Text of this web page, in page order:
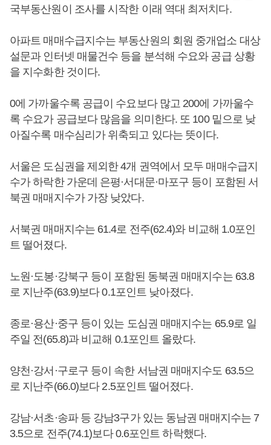
국부동산원이 조사를 시작한 이래 역대 최저치다.
아파트 매매수급지수는 부동산원의 회원 중개업소 대상
설문과 인터넷 매물건수 등을 분석해 수요와 공급 상황
을 지수화한 것이다.
0에 가까울수록 공급이 수요보다 많고 200에 가까울수
록 수요가 공급보다 많음을 의미한다. 또 100 밑으로 낮
아질수록 매수심리가 위축되고 있다는 뜻이다.
서울은 도심권을 제외한 4개 권역에서 모두 매매수급지
수가 하락한 가운데 은평·서대문·마포구 등이 포함된 서
북권 매매지수가 가장 낮았다.
서북권 매매지수는 61.4로 전주(62.4)와 비교해 1.0포인
트 떨어졌다.
노원·도봉·강북구 등이 포함된 동북권 매매지수는 63.8
로 지난주(63.9)보다 0.1포인트 낮아졌다.
종로·용산·중구 등이 있는 도심권 매매지수는 65.9로 일
주일 전(65.8)과 비교해 0.1포인트 올랐다.
양천·강서·구로구 등이 속한 서남권 매매지수도 63.5으
로 지난주(66.0)보다 2.5포인트 떨어졌다.
강남·서초·송파 등 강남3구가 있는 동남권 매매지수는 7
3.5으로 전주(74.1)보다 0.6포인트 하락했다.